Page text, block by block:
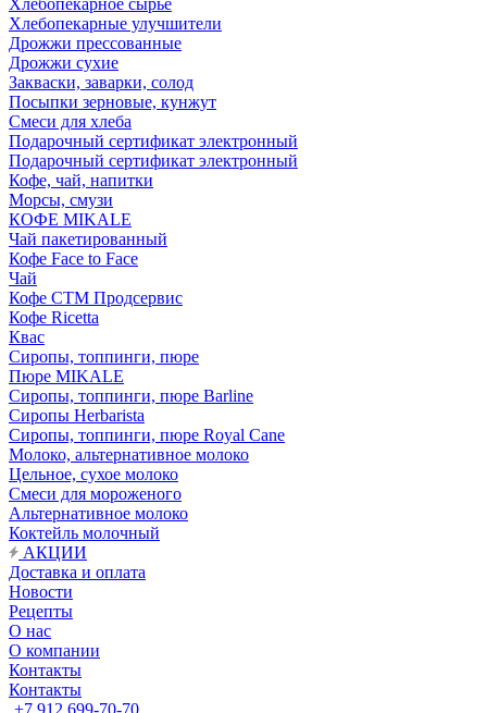
Хлебопекарное сырье
Хлебопекарные улучшители
Дрожжи прессованные
Дрожжи сухие
Закваски, заварки, солод
Посыпки зерновые, кунжут
Смеси для хлеба
Подарочный сертификат электронный
Подарочный сертификат электронный
Кофе, чай, напитки
Морсы, смузи
КОФЕ MIKALE
Чай пакетированный
Кофе Face to Face
Чай
Кофе СТМ Продсервис
Кофе Ricetta
Квас
Сиропы, топпинги, пюре
Пюре MIKALE
Сиропы, топпинги, пюре Barline
Сиропы Herbarista
Сиропы, топпинги, пюре Royal Cane
Молоко, альтернативное молоко
Цельное, сухое молоко
Смеси для мороженого
Альтернативное молоко
Коктейль молочный
АКЦИИ
Доставка и оплата
Новости
Рецепты
О нас
О компании
Контакты
Контакты
+7 912 699-70-70